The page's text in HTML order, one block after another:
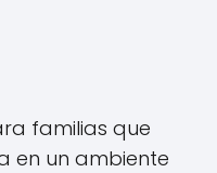
familias que
en un ambiente